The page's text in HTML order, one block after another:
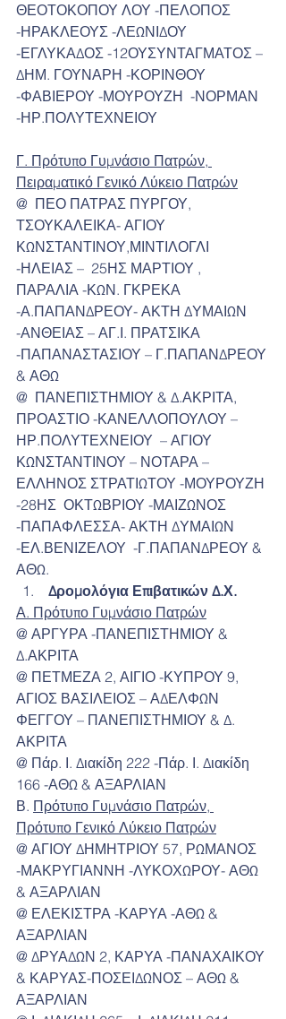
ΘΕΟΤΟΚΟΠΟΥ ΛΟΥ -ΠΕΛΟΠΟΣ
-ΗΡΑΚΛΕΟΥΣ -ΛΕΩΝΙΔΟΥ
-ΕΓΛΥΚΑΔΟΣ -12ΟΥΣΥΝΤΑΓΜΑΤΟΣ –
ΔΗΜ. ΓΟΥΝΑΡΗ -ΚΟΡΙΝΘΟΥ
-ΦΑΒΙΕΡΟΥ -ΜΟΥΡΟΥΖΗ  -ΝΟΡΜΑΝ
-ΗΡ.ΠΟΛΥΤΕΧΝΕΙΟΥ
Γ. Πρότυπο Γυμνάσιο Πατρών,
Πειραματικό Γενικό Λύκειο Πατρών
@  ΠΕΟ ΠΑΤΡΑΣ ΠΥΡΓΟΥ,
ΤΣΟΥΚΑΛΕΙΚΑ- ΑΓΙΟΥ
ΚΩΝΣΤΑΝΤΙΝΟΥ,ΜΙΝΤΙΛΟΓΛΙ
-ΗΛΕΙΑΣ –  25ΗΣ ΜΑΡΤΙΟΥ ,
ΠΑΡΑΛΙΑ -ΚΩΝ. ΓΚΡΕΚΑ
-Α.ΠΑΠΑΝΔΡΕΟΥ- ΑΚΤΗ ΔΥΜΑΙΩΝ
-ΑΝΘΕΙΑΣ – ΑΓ.Ι. ΠΡΑΤΣΙΚΑ
-ΠΑΠΑΝΑΣΤΑΣΙΟΥ – Γ.ΠΑΠΑΝΔΡΕΟΥ
& ΑΘΩ
@  ΠΑΝΕΠΙΣΤΗΜΙΟΥ & Δ.ΑΚΡΙΤΑ,
ΠΡΟΑΣΤΙΟ -ΚΑΝΕΛΛΟΠΟΥΛΟΥ –
ΗΡ.ΠΟΛΥΤΕΧΝΕΙΟΥ  – ΑΓΙΟΥ
ΚΩΝΣΤΑΝΤΙΝΟΥ – ΝΟΤΑΡΑ –
ΕΛΛΗΝΟΣ ΣΤΡΑΤΙΩΤΟΥ -ΜΟΥΡΟΥΖΗ
-28ΗΣ  ΟΚΤΩΒΡΙΟΥ -ΜΑΙΖΩΝΟΣ
-ΠΑΠΑΦΛΕΣΣΑ- ΑΚΤΗ ΔΥΜΑΙΩΝ
-ΕΛ.ΒΕΝΙΖΕΛΟΥ  -Γ.ΠΑΠΑΝΔΡΕΟΥ &
ΑΘΩ.
Δρομολόγια Επιβατικών Δ.Χ.
Α. Πρότυπο Γυμνάσιο Πατρών
@ ΑΡΓΥΡΑ -ΠΑΝΕΠΙΣΤΗΜΙΟΥ &
Δ.ΑΚΡΙΤΑ
@ ΠΕΤΜΕΖΑ 2, ΑΙΓΙΟ -ΚΥΠΡΟΥ 9,
ΑΓΙΟΣ ΒΑΣΙΛΕΙΟΣ – ΑΔΕΛΦΩΝ
ΦΕΓΓΟΥ – ΠΑΝΕΠΙΣΤΗΜΙΟΥ & Δ.
ΑΚΡΙΤΑ
@ Πάρ. Ι. Διακίδη 222 -Πάρ. Ι. Διακίδη
166 -ΑΘΩ & ΑΞΑΡΛΙΑΝ
Β. Πρότυπο Γυμνάσιο Πατρών,
Πρότυπο Γενικό Λύκειο Πατρών
@ ΑΓΙΟΥ ΔΗΜΗΤΡΙΟΥ 57, ΡΩΜΑΝΟΣ
-ΜΑΚΡΥΓΙΑΝΝΗ -ΛΥΚΟΧΩΡΟΥ- ΑΘΩ
& ΑΞΑΡΛΙΑΝ
@ ΕΛΕΚΙΣΤΡΑ -ΚΑΡΥΑ -ΑΘΩ &
ΑΞΑΡΛΙΑΝ
@ ΔΡΥΑΔΩΝ 2, ΚΑΡΥΑ -ΠΑΝΑΧΑΙΚΟΥ
& ΚΑΡΥΑΣ-ΠΟΣΕΙΔΩΝΟΣ – ΑΘΩ &
ΑΞΑΡΛΙΑΝ